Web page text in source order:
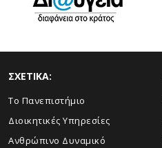
ΣΧΕΤΙΚΑ:
Το Πανεπιστήμιο
Διοικητικές Υπηρεσίες
Ανθρώπινο Δυναμικό